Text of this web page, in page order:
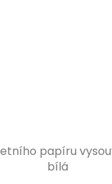
papíru
bílá